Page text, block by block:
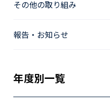
その他の取り組み
報告・お知らせ
年度別一覧